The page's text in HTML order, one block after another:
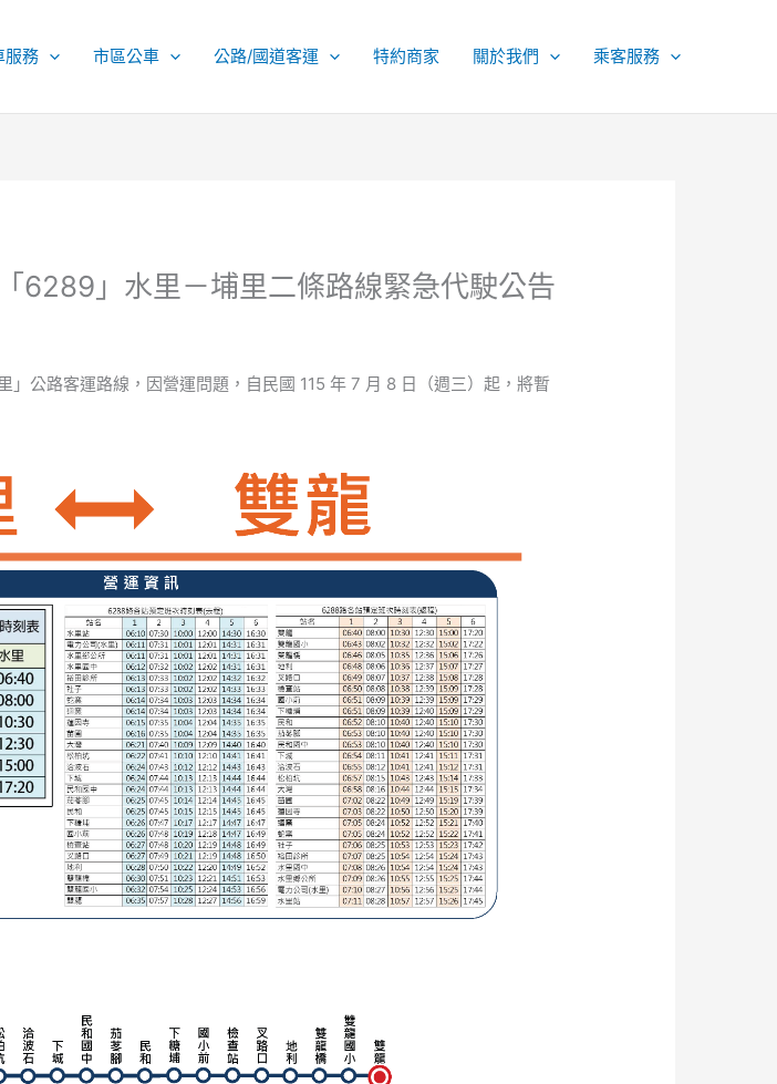
服務 市區公車 公路/國道客運 特約商家 關於我們 乘客服務
6289」水里－埔里二條路線緊急代駛公告
公路客運路線，因營運問題，自民國 115 年 7 月 8 日（週三）起，將暫